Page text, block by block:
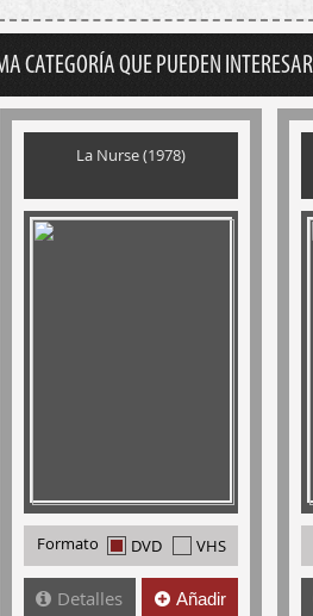
CATEGORÍA QUE PUEDEN
La Nurse (1978)
Formato DVD VHS
Detalles Añadir